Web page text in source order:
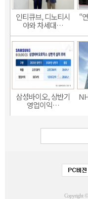
인티큐브, 디노티시
아와 차세대…
“
삼성바이오, 상반기
영업이익…
Copyright ©